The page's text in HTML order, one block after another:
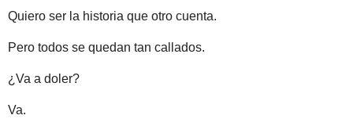
Quiero ser la historia que otro cuenta.
Pero todos se quedan tan callados.
¿Va a doler?
Va.